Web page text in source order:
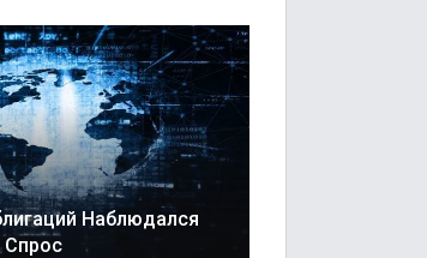
Наблюдался
Спрос